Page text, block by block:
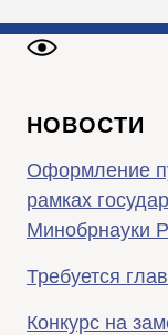
НОВОСТИ
Оформление
рамках
Минобрнауки
Требуется
Конкурс на